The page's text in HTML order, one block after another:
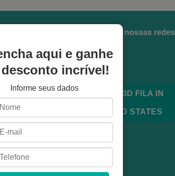
Siga a gente em nossas redes
BUY FROM 3D FILA IN
THE UNITED STATES
aqui e ganhe
incrível!
Informe seus dados